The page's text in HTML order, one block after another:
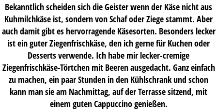
Bekanntlich scheiden sich die Geister wenn der Käse nicht aus
Kuhmilchkäse ist, sondern von Schaf oder Ziege stammt. Aber
auch damit gibt es hervorragende Käsesorten. Besonders lecker
ist ein guter Ziegenfrischkäse, den ich gerne für Kuchen oder
Desserts verwende. Ich habe mir lecker-cremige
Ziegenfrischkäse-Törtchen mit Beeren ausgedacht. Ganz einfach
zu machen, ein paar Stunden in den Kühlschrank und schon
kann man sie am Nachmittag, auf der Terrasse sitzend, mit
einem guten Cappuccino genießen.